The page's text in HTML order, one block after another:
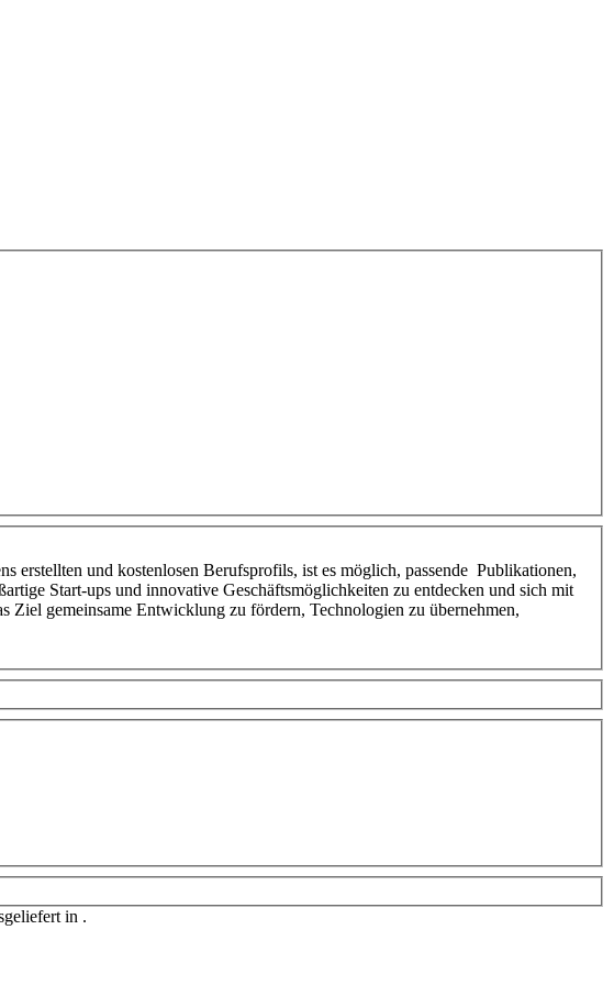
erstellten und kostenlosen Berufsprofils, ist es möglich, passende Publikationen,
Start-ups und innovative Geschäftsmöglichkeiten zu entdecken und sich mit
gemeinsame Entwicklung zu fördern, Technologien zu übernehmen,
in .